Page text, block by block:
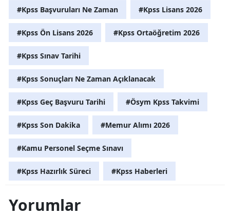
#Kpss Başvuruları Ne Zaman #Kpss Lisans 2026
#Kpss Ön Lisans 2026 #Kpss Ortaöğretim 2026
#Kpss Sınav Tarihi
#Kpss Sonuçları Ne Zaman Açıklanacak
#Kpss Geç Başvuru Tarihi #Ösym Kpss Takvimi
#Kpss Son Dakika #Memur Alımı 2026
#Kamu Personel Seçme Sınavı
#Kpss Hazırlık Süreci #Kpss Haberleri
Yorumlar